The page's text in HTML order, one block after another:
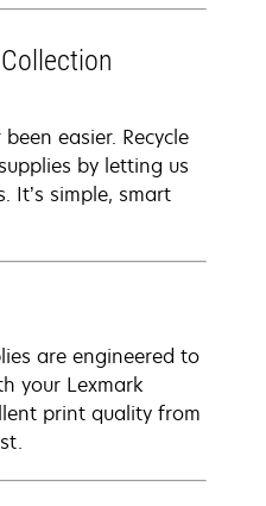
easier. Recycle
by letting us
It’s simple, smart
are engineered to
your Lexmark
print quality from